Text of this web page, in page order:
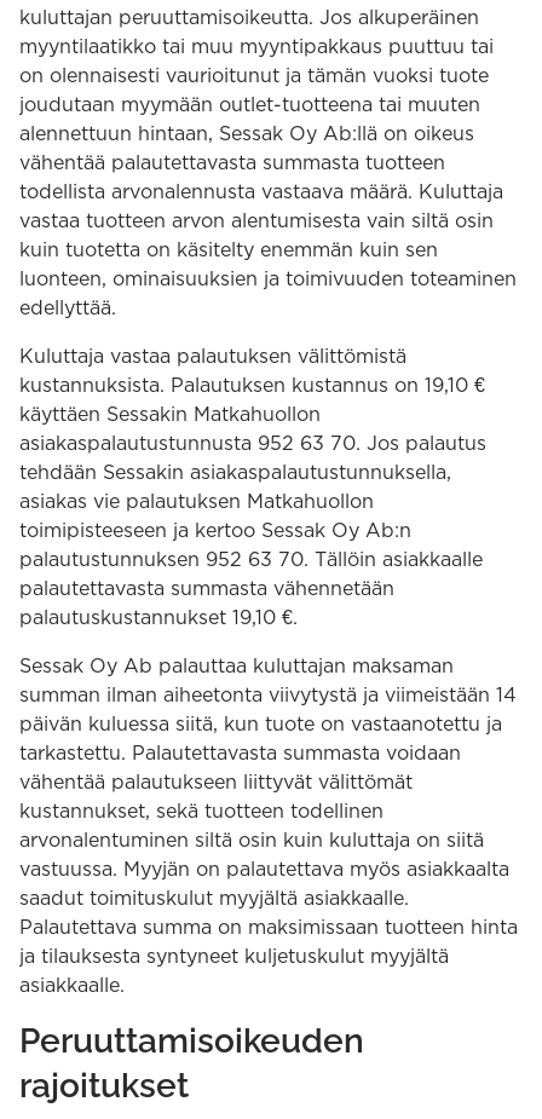
kuluttajan peruuttamisoikeutta. Jos alkuperäinen
myyntilaatikko tai muu myyntipakkaus puuttuu tai
on olennaisesti vaurioitunut ja tämän vuoksi tuote
joudutaan myymään outlet-tuotteena tai muuten
alennettuun hintaan, Sessak Oy Ab:llä on oikeus
vähentää palautettavasta summasta tuotteen
todellista arvonalennusta vastaava määrä. Kuluttaja
vastaa tuotteen arvon alentumisesta vain siltä osin
kuin tuotetta on käsitelty enemmän kuin sen
luonteen, ominaisuuksien ja toimivuuden toteaminen
edellyttää.
Kuluttaja vastaa palautuksen välittömistä
kustannuksista. Palautuksen kustannus on 19,10 €
käyttäen Sessakin Matkahuollon
asiakaspalautustunnusta 952 63 70. Jos palautus
tehdään Sessakin asiakaspalautustunnuksella,
asiakas vie palautuksen Matkahuollon
toimipisteeseen ja kertoo Sessak Oy Ab:n
palautustunnuksen 952 63 70. Tällöin asiakkaalle
palautettavasta summasta vähennetään
palautuskustannukset 19,10 €.
Sessak Oy Ab palauttaa kuluttajan maksaman
summan ilman aiheetonta viivytystä ja viimeistään 14
päivän kuluessa siitä, kun tuote on vastaanotettu ja
tarkastettu. Palautettavasta summasta voidaan
vähentää palautukseen liittyvät välittömät
kustannukset, sekä tuotteen todellinen
arvonalentuminen siltä osin kuin kuluttaja on siitä
vastuussa. Myyjän on palautettava myös asiakkaalta
saadut toimituskulut myyjältä asiakkaalle.
Palautettava summa on maksimissaan tuotteen hinta
ja tilauksesta syntyneet kuljetuskulut myyjältä
asiakkaalle.
Peruuttamisoikeuden
rajoitukset